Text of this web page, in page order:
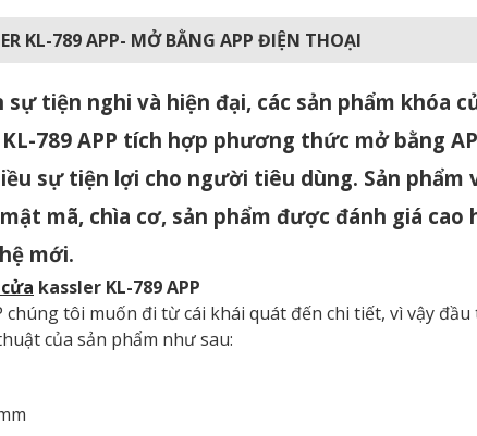
KL-789 APP- MỞ BẰNG APP ĐIỆN THOẠI
tiện nghi và hiện đại, các sản phẩm khóa
789 APP tích hợp phương thức mở bằng
sự tiện lợi cho người tiêu dùng. Sản phẩm
mã, chìa cơ, sản phẩm được đánh giá cao
mới.
kassler KL-789 APP
chúng tôi muốn đi từ cái khái quát đến chi tiết, vì vậy
của sản phẩm như sau: